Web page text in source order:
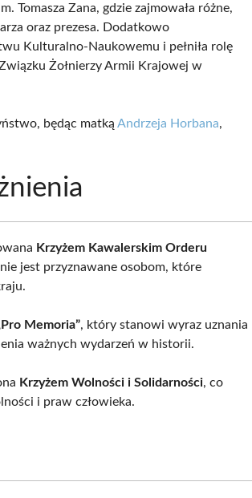
Tomasza Zana, gdzie zajmowała różne,
oraz prezesa. Dodatkowo
Kulturalno-Naukowemu i pełniła rolę
Żołnierzy Armii Krajowej w
będąc matkąAndrzeja Horbana,
Krzyżem Kawalerskim Orderu
jest przyznawane osobom, które
Memoria”, który stanowi wyraz uznania
ważnych wydarzeń w historii.
Krzyżem Wolności i Solidarności, co
i praw człowieka.